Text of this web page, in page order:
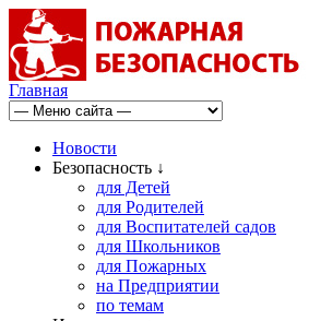
Главная
Новости
Безопасность ↓
для Детей
для Родителей
для Воспитателей садов
для Школьников
для Пожарных
на Предприятии
по темам